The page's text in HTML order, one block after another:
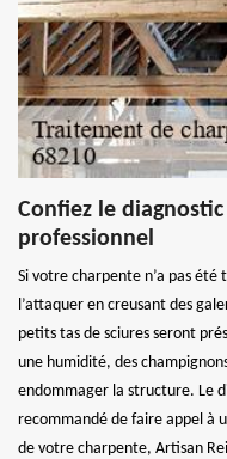
Confiez le
professionnel
Si votre charpente n’a pas
l’attaquer en creusant des
petits tas de sciures seront
une humidité, des
endommager la structure. Le
recommandé de faire appel à
de votre charpente, Artisan